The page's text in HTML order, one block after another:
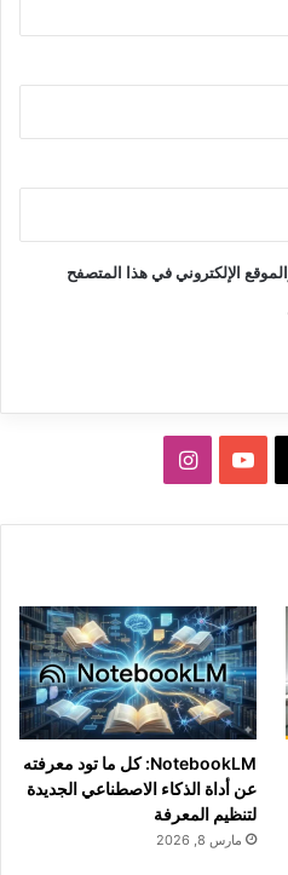
الإلكتروني في هذا المتصفح
‫YouTubeانستقرام
NotebookLM: كل ما تود معرفته
عن أداة الذكاء الاصطناعي الجديدة
لتنظيم المعرفة
مارس 8, 2026